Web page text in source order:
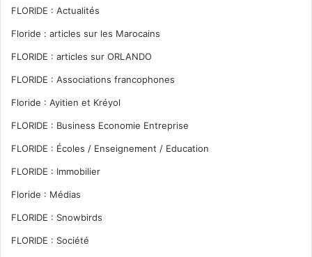
FLORIDE : Actualités
Floride : articles sur les Marocains
FLORIDE : articles sur ORLANDO
FLORIDE : Associations francophones
Floride : Ayitien et Kréyol
FLORIDE : Business Economie Entreprise
FLORIDE : Écoles / Enseignement / Education
FLORIDE : Immobilier
Floride : Médias
FLORIDE : Snowbirds
FLORIDE : Société